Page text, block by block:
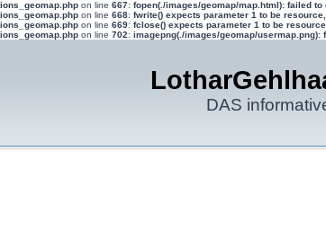
on line 667: fopen(./images/geomap/map.html): failed
on line 668: fwrite() expects parameter 1 to be
on line 669: fclose() expects parameter 1 to be
on line 702: imagepng(./images/geomap/
DAS